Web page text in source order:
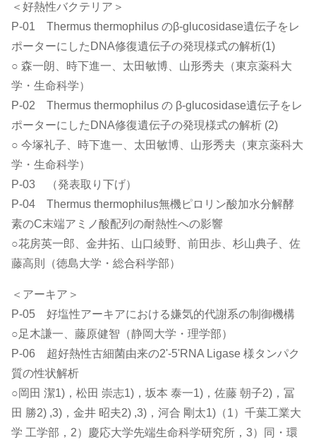
＜好熱性バクテリア＞
P-01 Thermus thermophilus のβ-glucosidase遺伝子をレ
ポーターにしたDNA修復遺伝子の発現様式の解析(1)
○ 森一朗、時下進一、太田敏博、山形秀夫（東京薬科大
学・生命科学）
P-02 Thermus thermophilus の β-glucosidase遺伝子をレ
ポーターにしたDNA修復遺伝子の発現様式の解析 (2)
○ 今塚礼子、時下進一、太田敏博、山形秀夫（東京薬科大
学・生命科学）
P-03 （発表取り下げ）
P-04 Thermus thermophilus無機ピロリン酸加水分解酵
素のC末端アミノ酸配列の耐熱性への影響
○花房英一郎、金井拓、山口綾野、前田歩、杉山典子、佐
藤高則（徳島大学・総合科学部）
＜アーキア＞
P-05 好塩性アーキアにおける嫌気的代謝系の制御機構
○足木謙一、藤原健智（静岡大学・理学部）
P-06 超好熱性古細菌由来の2'-5'RNA Ligase 様タンパク
質の性状解析
○岡田 潔1)，松田 崇志1)，坂本 泰一1)，佐藤 朝子2)，冨
田 勝2) ,3)，金井 昭夫2) ,3)，河合 剛太1)（1）千葉工業大
学 工学部，2）慶応大学先端生命科学研究所，3）同・環